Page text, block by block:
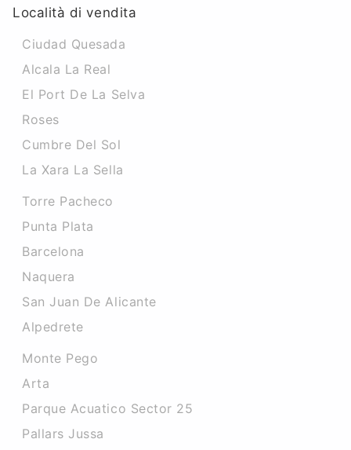
Località di vendita
Ciudad Quesada
Alcala La Real
El Port De La Selva
Roses
Cumbre Del Sol
La Xara La Sella
Torre Pacheco
Punta Plata
Barcelona
Naquera
San Juan De Alicante
Alpedrete
Monte Pego
Arta
Parque Acuatico Sector 25
Pallars Jussa